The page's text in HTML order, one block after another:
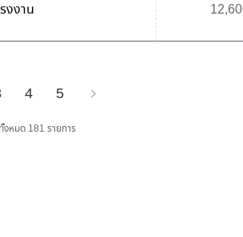
งงาน
4 5
งหมด 181 รายการ